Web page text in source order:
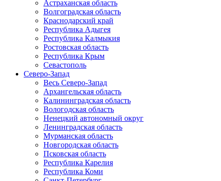
Астраханская область
Волгоградская область
Краснодарский край
Республика Адыгея
Республика Калмыкия
Ростовская область
Республика Крым
Севастополь
Северо-Запад
Весь Северо-Запад
Архангельская область
Калининградская область
Вологодская область
Ненецкий автономный округ
Ленинградская область
Мурманская область
Новгородская область
Псковская область
Республика Карелия
Республика Коми